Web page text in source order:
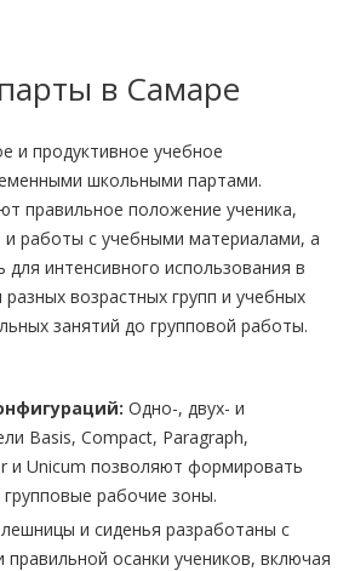
в Самаре
и продуктивное учебное
школьными партами.
правильное положение ученика,
и работы с учебными материалами, а
для интенсивного использования в
возрастных групп и учебных
занятий до групповой работы.
Одно-, двух- и
Basis, Compact, Paragraph,
и Unicum позволяют формировать
рабочие зоны.
и сиденья разработаны с
осанки учеников, включая